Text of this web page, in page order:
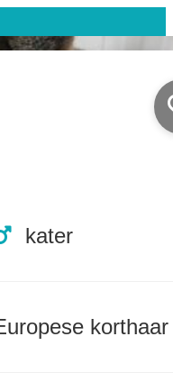
kater
korthaar